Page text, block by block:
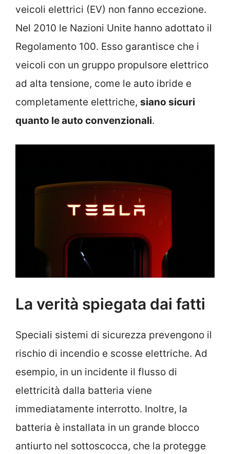
veicoli elettrici (EV) non fanno eccezione.
Nel 2010 le Nazioni Unite hanno adottato il
Regolamento 100. Esso garantisce che i
veicoli con un gruppo propulsore elettrico
ad alta tensione, come le auto ibride e
completamente elettriche, siano sicuri
quanto le auto convenzionali.
La verità spiegata dai fatti
Speciali sistemi di sicurezza prevengono il
rischio di incendio e scosse elettriche. Ad
esempio, in un incidente il flusso di
elettricità dalla batteria viene
immediatamente interrotto. Inoltre, la
batteria è installata in un grande blocco
antiurto nel sottoscocca, che la protegge